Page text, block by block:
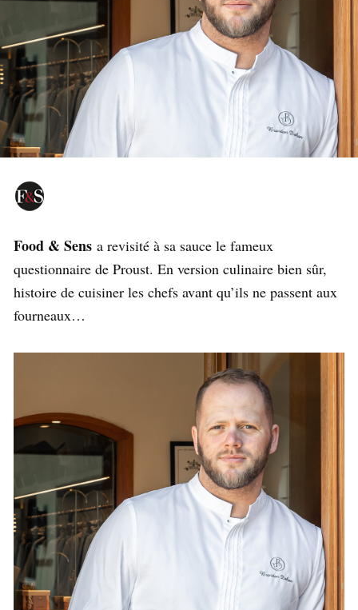
Food & Sens a revisité à sa sauce le fameux
questionnaire de Proust. En version culinaire bien sûr,
histoire de cuisiner les chefs avant qu’ils ne passent aux
fourneaux…